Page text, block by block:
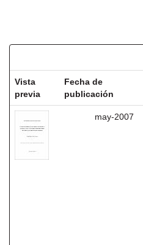
Vista
previa
Fecha de
publicación
may-2007